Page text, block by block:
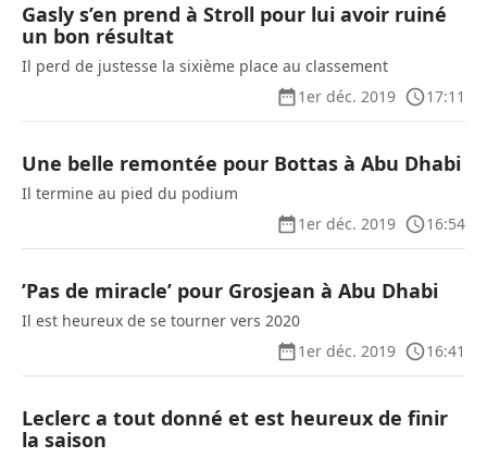
Gasly s’en prend à Stroll pour lui avoir ruiné
un bon résultat
Il perd de justesse la sixième place au classement
1er déc. 2019
17:11
Une belle remontée pour Bottas à Abu Dhabi
Il termine au pied du podium
1er déc. 2019
16:54
’Pas de miracle’ pour Grosjean à Abu Dhabi
Il est heureux de se tourner vers 2020
1er déc. 2019
16:41
Leclerc a tout donné et est heureux de finir
la saison